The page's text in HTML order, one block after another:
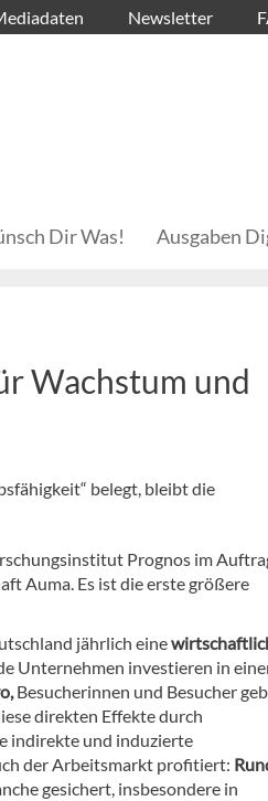
Newsletter
Dir Was! Ausgaben
Wachstum und
belegt, bleibt die
Prognos im
Auma. Es ist die erste größere
jährlich eine
Unternehmen investieren in
Besucherinnen und Besucher
direkten Effekte durch
indirekte und induzierte
der Arbeitsmarkt profitiert:
gesichert, insbesondere in